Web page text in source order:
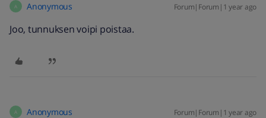
A Anonymous Forum|Forum|1 year ago
Joo, tunnuksen voipi poistaa.
A Anonymous Forum|Forum|1 year ago